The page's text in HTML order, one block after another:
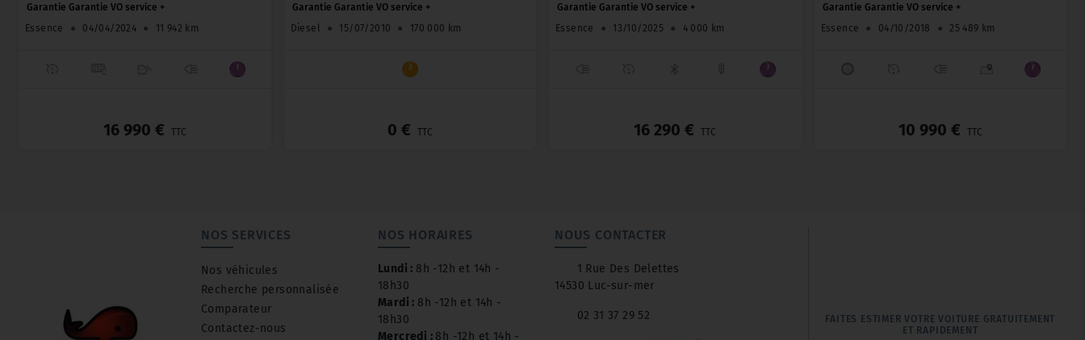
Garantie Garantie VO service +
Essence
● 04/04/2024 ● 11 942 km
16 990 € TTC
Garantie Garantie VO service +
Diesel
● 15/07/2010 ● 170 000 km
0 € TTC
Garantie Garantie VO service +
Essence
● 13/10/2025 ● 4 000 km
16 290 € TTC
Garantie Garantie VO service +
Essence
● 04/10/2018 ● 25 489 km
10 990 € TTC
NOS SERVICES
Nos véhicules
Recherche personnalisée
Comparateur
Contactez-nous
NOS HORAIRES
Lundi : 8h -12h et 14h -
18h30
Mardi : 8h -12h et 14h -
18h30
Mercredi : 8h -12h et 14h -
NOUS CONTACTER
1 Rue Des Delettes
14530 Luc-sur-mer
02 31 37 29 52
FAITES ESTIMER VOTRE VOITURE GRATUITEMENT
ET RAPIDEMENT